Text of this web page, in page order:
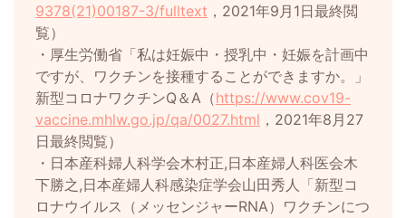
9378(21)00187-3/fulltext ，2021年9月1日最終閲
覧）
・厚生労働省「私は妊娠中・授乳中・妊娠を計画中
ですが、ワクチンを接種することができますか。」
新型コロナワクチンQ＆A（https://www.cov19-
vaccine.mhlw.go.jp/qa/0027.html ，2021年8月27
日最終閲覧）
・日本産科婦人科学会木村正,日本産婦人科医会木
下勝之,日本産婦人科感染症学会山田秀人「新型コ
ロナウイルス（メッセンジャーRNA）ワクチンにつ